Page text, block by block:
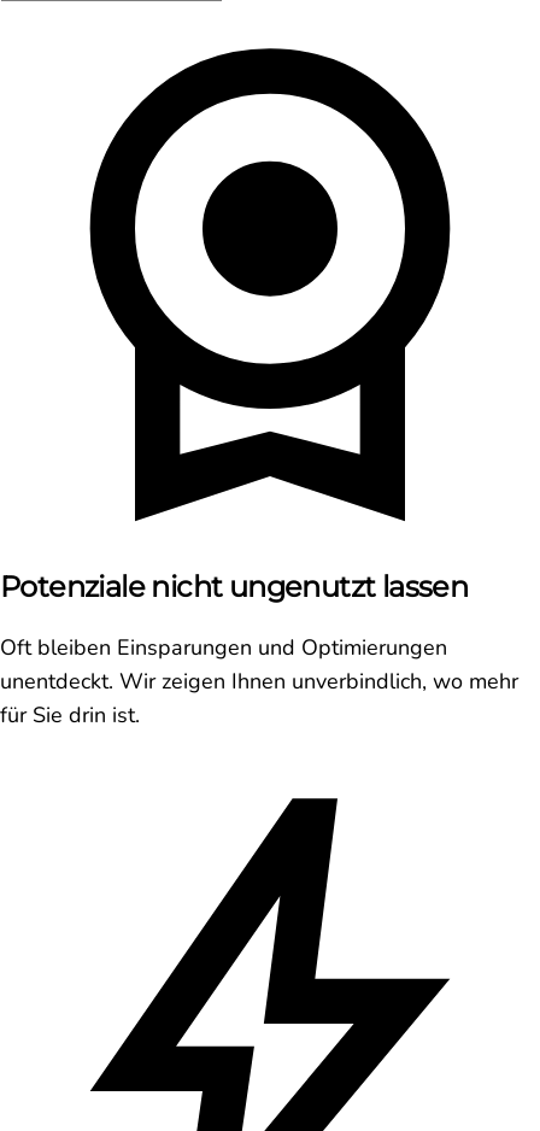
Potenziale nicht ungenutzt lassen
Oft bleiben Einsparungen und Optimierungen
unentdeckt. Wir zeigen Ihnen unverbindlich, wo mehr
für Sie drin ist.